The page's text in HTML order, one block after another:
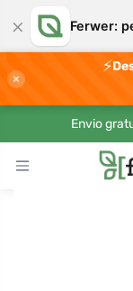
× Ferwer:
×
⚡
Envio